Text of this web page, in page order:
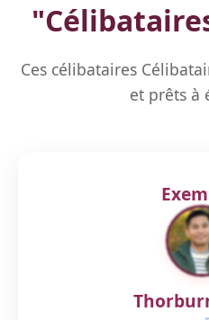
"
Ces célibataires
et prêts à